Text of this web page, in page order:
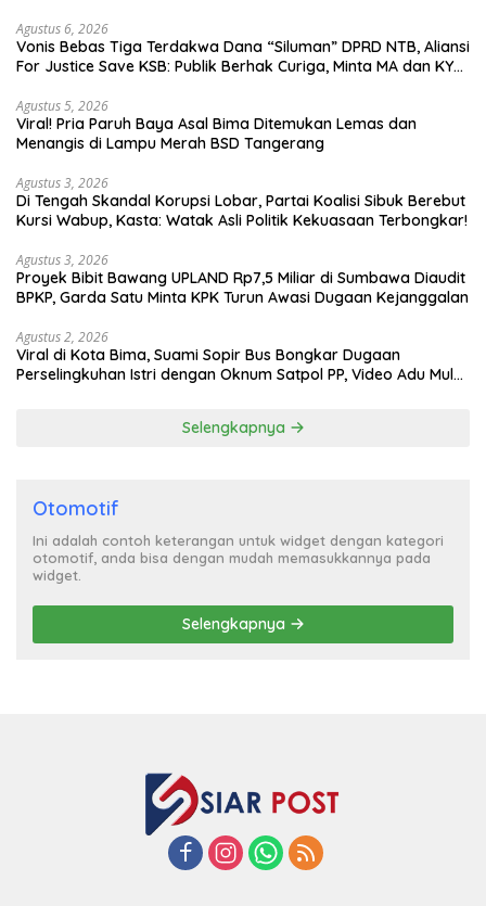
Agustus 6, 2026
Vonis Bebas Tiga Terdakwa Dana “Siluman” DPRD NTB, Aliansi
For Justice Save KSB: Publik Berhak Curiga, Minta MA dan KY
Agustus 5, 2026
Viral! Pria Paruh Baya Asal Bima Ditemukan Lemas dan
Menangis di Lampu Merah BSD Tangerang
Agustus 3, 2026
Di Tengah Skandal Korupsi Lobar, Partai Koalisi Sibuk Berebut
Kursi Wabup, Kasta: Watak Asli Politik Kekuasaan Terbongkar!
Agustus 3, 2026
Proyek Bibit Bawang UPLAND Rp7,5 Miliar di Sumbawa Diaudit
BPKP, Garda Satu Minta KPK Turun Awasi Dugaan Kejanggalan
Agustus 2, 2026
Viral di Kota Bima, Suami Sopir Bus Bongkar Dugaan
Perselingkuhan Istri dengan Oknum Satpol PP, Video Adu Mulut
Selengkapnya
Otomotif
Ini adalah contoh keterangan untuk widget dengan kategori
otomotif, anda bisa dengan mudah memasukkannya pada
widget.
Selengkapnya